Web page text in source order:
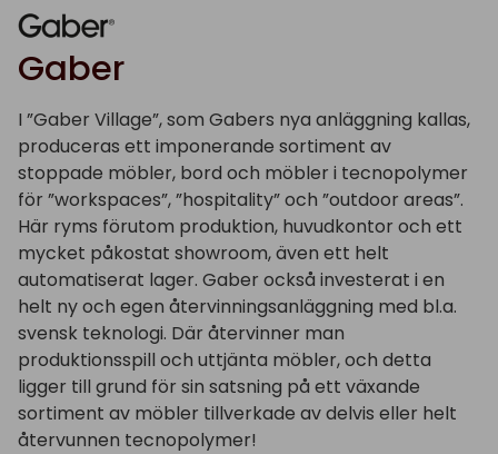
Gaber
I ”Gaber Village”, som Gabers nya anläggning kallas,
produceras ett imponerande sortiment av
stoppade möbler, bord och möbler i tecnopolymer
för ”workspaces”, ”hospitality” och ”outdoor areas”.
Här ryms förutom produktion, huvudkontor och ett
mycket påkostat showroom, även ett helt
automatiserat lager. Gaber också investerat i en
helt ny och egen återvinningsanläggning med bl.a.
svensk teknologi. Där återvinner man
produktionsspill och uttjänta möbler, och detta
ligger till grund för sin satsning på ett växande
sortiment av möbler tillverkade av delvis eller helt
återvunnen tecnopolymer!